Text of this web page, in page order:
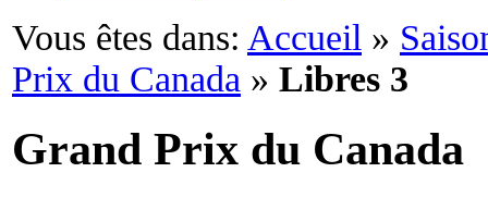
Vous êtes dans: Accueil »
Prix du Canada » Libres 3
Grand Prix du Canada